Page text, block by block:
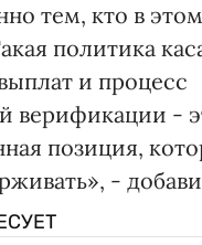
тем, кто в этом
политика
и процесс
верификации -
позиция,
-